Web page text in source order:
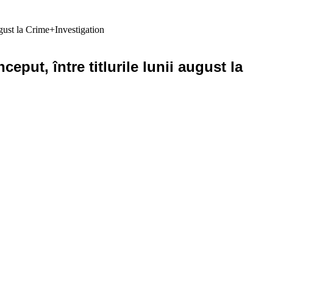
la Crime+Investigation
între titlurile lunii august la